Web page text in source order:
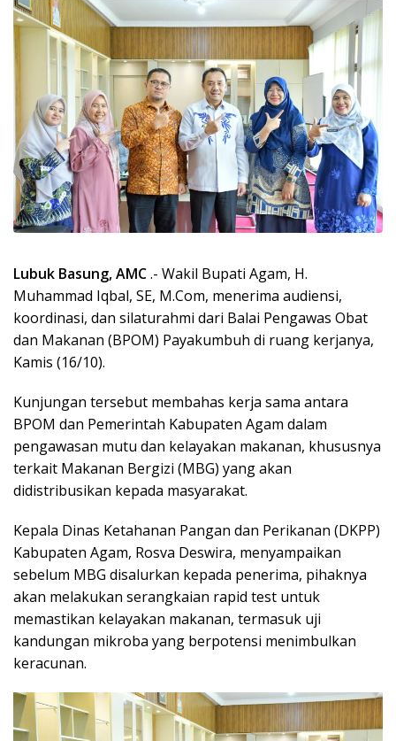
Lubuk Basung, AMC.- Wakil Bupati Agam, H.
Muhammad Iqbal, SE, M.Com, menerima audiensi,
koordinasi, dan silaturahmi dari Balai Pengawas Obat
dan Makanan (BPOM) Payakumbuh di ruang kerjanya,
Kamis (16/10).
Kunjungan tersebut membahas kerja sama antara
BPOM dan Pemerintah Kabupaten Agam dalam
pengawasan mutu dan kelayakan makanan, khususnya
terkait Makanan Bergizi (MBG) yang akan
didistribusikan kepada masyarakat.
Kepala Dinas Ketahanan Pangan dan Perikanan (DKPP)
Kabupaten Agam, Rosva Deswira, menyampaikan
sebelum MBG disalurkan kepada penerima, pihaknya
akan melakukan serangkaian rapid test untuk
memastikan kelayakan makanan, termasuk uji
kandungan mikroba yang berpotensi menimbulkan
keracunan.